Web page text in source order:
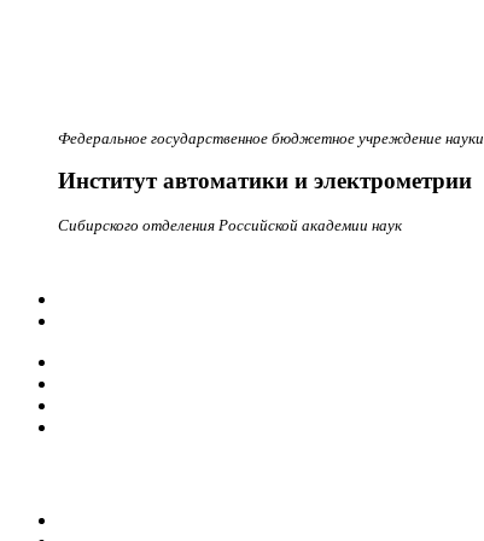
Федеральное государственное бюджетное учреждение науки
Институт автоматики и электрометрии
Сибирского отделения Российской академии наук